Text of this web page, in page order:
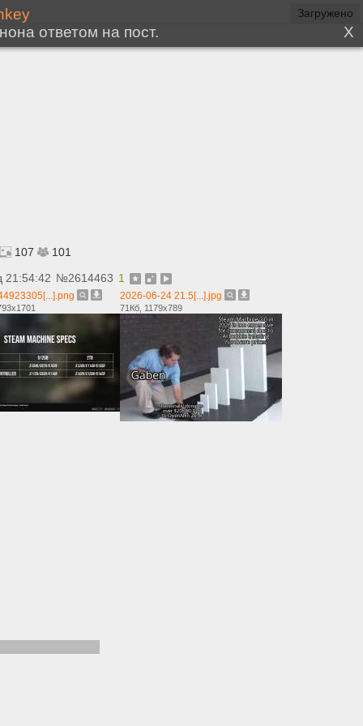
107 101
21:54:42 №2614463 1
2026-06-24 21.5[...].jpg
71Кб, 1179x789